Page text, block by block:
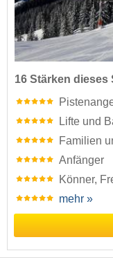
16 Stärken dieses
Lifte und
Familien
Anfänger
Könner,
mehr »